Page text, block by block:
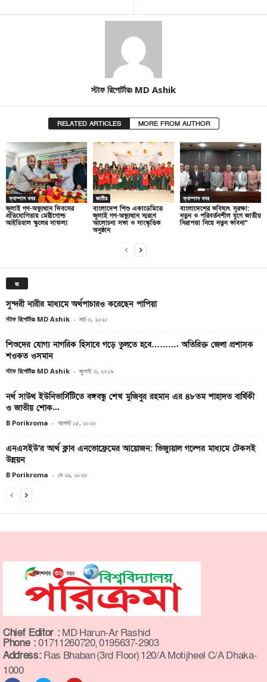
স্টাফ রিপোর্টারঃ MD Ashik
RELATED ARTICLES MORE FROM AUTHOR
ক্যাম্পাস খবর
জুলাই গণ-অভ্যুত্থান দিবসের
প্রতিযোগিতায় মেরীগোল্ড
আইডিয়াল স্কুলের সাফল্য
জাতীয়
বাংলাদেশ শিশু একাডেমিতে
জুলাই গণ-অভ্যুত্থান স্মরণে
আলোচনা সভা ও সাংস্কৃতিক
অনুষ্ঠান
ক্যাম্পাস খবর
বাংলাদেশের ভবিষ্যৎ সুরক্ষা:
নতুন ও পরিবর্তনশীল যুগে জাতীয়
নিরাপত্তা নিয়ে নতুন ভাবনা”
জ
সুন্দরী নারীর মাধ্যমে অর্থপাচারও করেছেন পাপিয়া
স্টাফ রিপোর্টারঃ MD Ashik - মার্চ ৩, ২০২০
শিশুদের যোগ্য নাগরিক হিসাবে গড়ে তুলতে হবে………. অতিরিক্ত জেলা প্রশাসক
শওকত ওসমান
স্টাফ রিপোর্টারঃ MD Ashik - জুলাই ৩, ২০১৯
নর্থ সাউথ ইউনিভার্সিটিতে বঙ্গবন্ধু শেখ মুজিবুর রহমান এর ৪৮তম শাহাদত বার্ষিকী
ও জাতীয় শোক...
B Porikroma - আগস্ট ১৫, ২০২৩
এনএসইউ’র আর্থ ক্লাব এনভোফ্রেমের আয়োজন: ভিজ্যুয়াল গল্পের মাধ্যমে টেকসই
উন্নয়ন
B Porikroma - মে ২৯, ২০২৩
Chief Editor : MD Harun-Ar Rashid
Phone :01711260720, 0195637-2903
Address: Ras Bhaban (3rd Floor) 120/A Motijheel C/A Dhaka-
1000